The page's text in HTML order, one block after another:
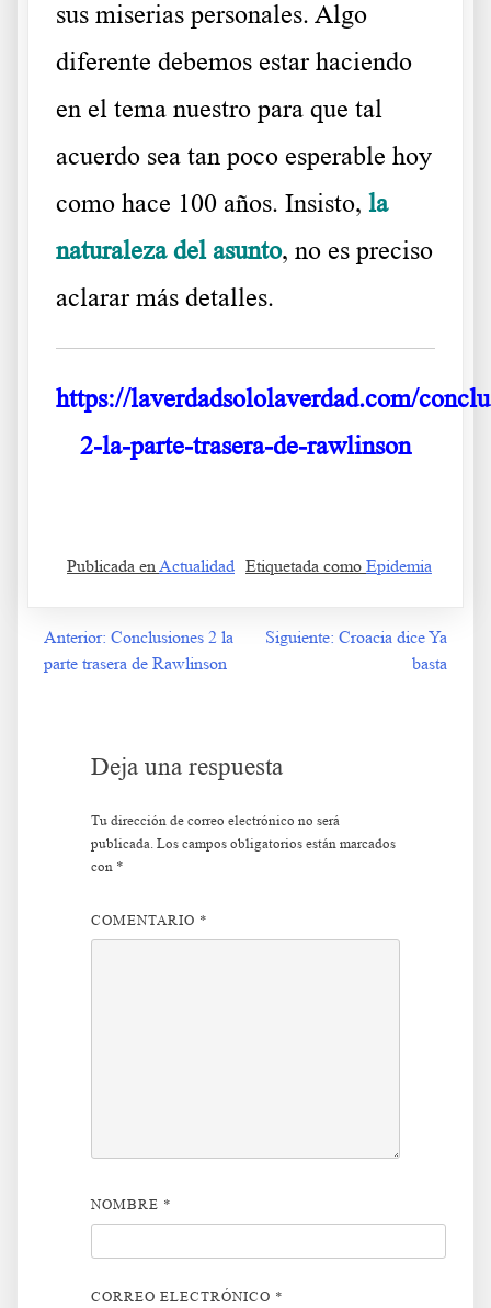
sus miserias personales. Algo
diferente debemos estar haciendo
en el tema nuestro para que tal
acuerdo sea tan poco esperable hoy
como hace 100 años. Insisto, la
naturaleza del asunto, no es preciso
aclarar más detalles.
https://laverdadsololaverdad.com/
2-la-parte-trasera-de-rawlinson
Publicada en Actualidad Etiquetada como Epidemia
Navegación
Anterior: Conclusiones 2 la
parte trasera de Rawlinson
Siguiente: Croacia dice Ya
basta
Deja una respuesta
Tu dirección de correo electrónico no será
publicada. Los campos obligatorios están marcados
con *
COMENTARIO *
NOMBRE *
CORREO ELECTRÓNICO *